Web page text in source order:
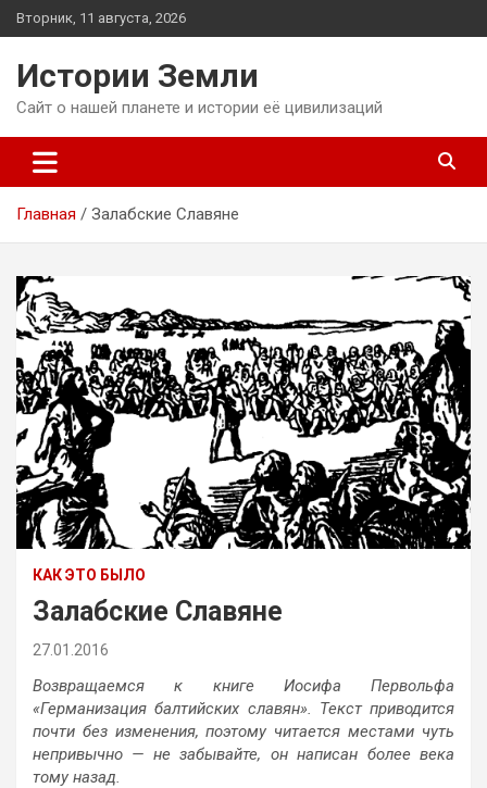
Перейти
к
Вторник, 11 августа, 2026
Истории Земли
Сайт о нашей планете и истории её цивилизаций
Главная Залабские Славяне
КАК ЭТО БЫЛО
Залабские Славяне
27.01.2016
Возвращаемся к книге Иосифа Первольфа
«Германизация балтийских славян». Текст приводится
почти без изменения, поэтому читается местами чуть
непривычно — не забывайте, он написан более века
тому назад.